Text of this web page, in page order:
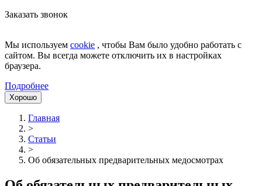
Заказать звонок
Мы используем cookie , чтобы Вам было удобно работать с
сайтом. Вы всегда можете отключить их в настройках
браузера.
Подробнее
Хорошо
Главная
>
Статьи
>
Об обязательных предварительных медосмотрах